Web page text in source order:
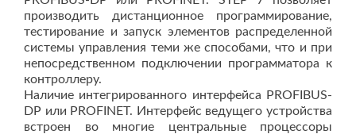
производить дистанционное программирование,
тестирование и запуск элементов распределенной
системы управления теми же способами, что и при
непосредственном подключении программатора к
контроллеру.
Наличие интегрированного интерфейса PROFIBUS-
DP или PROFINET. Интерфейс ведущего устройства
встроен во многие центральные процессоры